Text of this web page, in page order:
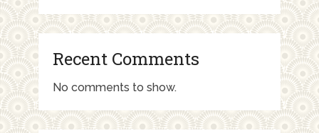
Recent Comments
No comments to show.